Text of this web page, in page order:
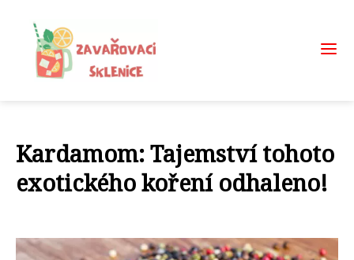
Kardamom: Tajemství tohoto
exotického koření odhaleno!